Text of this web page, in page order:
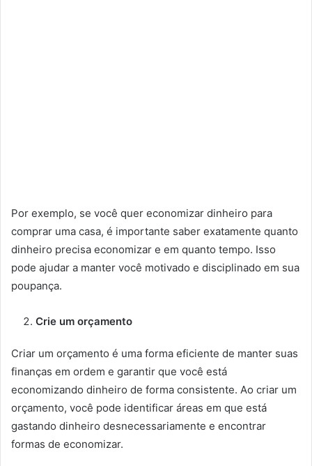
Por exemplo, se você quer economizar dinheiro para
comprar uma casa, é importante saber exatamente quanto
dinheiro precisa economizar e em quanto tempo. Isso
pode ajudar a manter você motivado e disciplinado em sua
poupança.
Crie um orçamento
Criar um orçamento é uma forma eficiente de manter suas
finanças em ordem e garantir que você está
economizando dinheiro de forma consistente. Ao criar um
orçamento, você pode identificar áreas em que está
gastando dinheiro desnecessariamente e encontrar
formas de economizar.